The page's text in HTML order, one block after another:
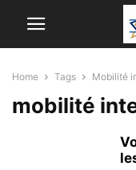
Home Tags Mobilité
mobilité